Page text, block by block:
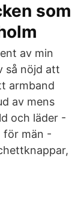
som
av min
så nöjd att
armband
av mens
och läder -
för män -